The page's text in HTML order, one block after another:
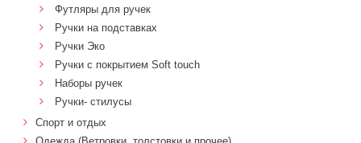
Футляры для ручек
Ручки на подставках
Ручки Эко
Ручки с покрытием Soft touch
Наборы ручек
Ручки- стилусы
Спорт и отдых